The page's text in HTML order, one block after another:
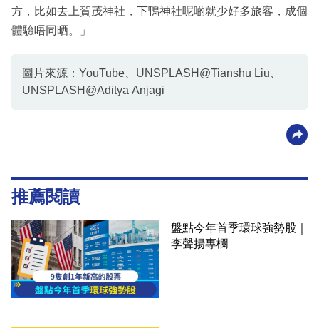
方，比如去上賀茂神社，下鴨神社呢啲就少好多旅客，成個
體驗唔同晒。」
圖片來源：YouTube、UNSPLASH@Tianshu Liu、
UNSPLASH@Aditya Anjagi
推薦閱讀
盤點今年首季環球強勢股｜
李聲揚專欄